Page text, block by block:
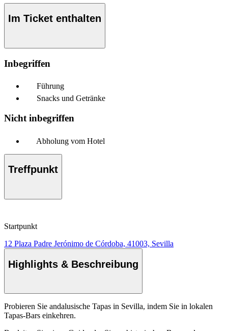
Im Ticket enthalten
Inbegriffen
Führung
Snacks und Getränke
Nicht inbegriffen
Abholung vom Hotel
Treffpunkt
Startpunkt
12 Plaza Padre Jerónimo de Córdoba, 41003, Sevilla
Highlights & Beschreibung
Probieren Sie andalusische Tapas in Sevilla, indem Sie in lokalen
Tapas-Bars einkehren.